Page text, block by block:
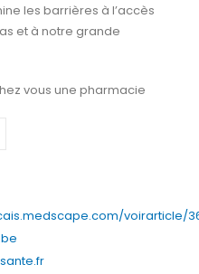
les barrières à l’accès
et à notre grande
vous une pharmacie
voirarticle/